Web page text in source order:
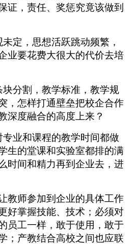
证，责任、奖惩究竟该做到
未定，思想活跃跳动频繁，
业要花费大很大的代价去培
块分割，教学标准，教学规
，怎样打通壁垒把校企合作
深度融合的高度上来？
专业和课程的教学时间都做
生的堂课和实验室都排的满
时间和精力再到企业去，进
教师参加到企业的具体工作
好掌握技能、技术；必须对
员工一样，敢于使用，敢于
；产教结合高校之间也应联